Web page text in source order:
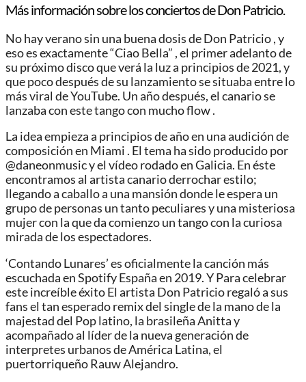
Más información sobre los conciertos de Don Patricio.
No hay verano sin una buena dosis de Don Patricio , y
eso es exactamente “Ciao Bella” , el primer adelanto de
su próximo disco que verá la luz a principios de 2021, y
que poco después de su lanzamiento se situaba entre lo
más viral de YouTube. Un año después, el canario se
lanzaba con este tango con mucho flow .
La idea empieza a principios de año en una audición de
composición en Miami . El tema ha sido producido por
@daneonmusic y el vídeo rodado en Galicia. En éste
encontramos al artista canario derrochar estilo;
llegando a caballo a una mansión donde le espera un
grupo de personas un tanto peculiares y una misteriosa
mujer con la que da comienzo un tango con la curiosa
mirada de los espectadores.
‘Contando Lunares’ es oficialmente la canción más
escuchada en Spotify España en 2019. Y Para celebrar
este increíble éxito El artista Don Patricio regaló a sus
fans el tan esperado remix del single de la mano de la
majestad del Pop latino, la brasileña Anitta y
acompañado al líder de la nueva generación de
interpretes urbanos de América Latina, el
puertorriqueño Rauw Alejandro.